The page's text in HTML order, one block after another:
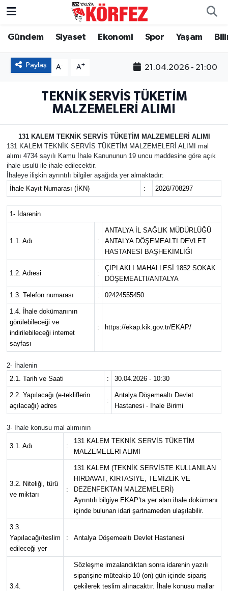
Gündem Siyaset Ekonomi Spor Yaşam
Paylaş A- A+ 21.04.2026 - 21:00
TEKNİK SERVİS TÜKETİM
MALZEMELERİ ALIMI
131 KALEM TEKNİK SERVİS TÜKETİM MALZEMELERİ ALIMI
131 KALEM TEKNİK SERVİS TÜKETİM MALZEMELERİ ALIMI mal
alımı 4734 sayılı Kamu İhale Kanununun 19 uncu maddesine göre açık
ihale usulü ile ihale edilecektir.
İhaleye ilişkin ayrıntılı bilgiler aşağıda yer almaktadır:
İhale Kayıt Numarası (İKN)
: 2026/708297
1- İdarenin
1.1. Adı :
ANTALYA İL SAĞLIK MÜDÜRLÜĞÜ
ANTALYA DÖŞEMEALTI DEVLET
HASTANESİ BAŞHEKİMLİĞİ
1.2. Adresi :
ÇIPLAKLI MAHALLESİ 1852 SOKAK
DÖŞEMEALTI/ANTALYA
1.3. Telefon numarası : 02424555450
1.4. İhale dokümanının
görülebileceği ve
indirilebileceği internet
sayfası
: https://ekap.kik.gov.tr/EKAP/
2- İhalenin
2.1. Tarih ve Saati
: 30.04.2026 - 10:30
2.2. Yapılacağı (e-tekliflerin
açılacağı) adres
:
Antalya Döşemealtı Devlet
Hastanesi - İhale Birimi
3- İhale konusu mal alımının
3.1. Adı :
131 KALEM TEKNİK SERVİS TÜKETİM
MALZEMELERİ ALIMI
3.2. Niteliği, türü
ve miktarı
:
131 KALEM (TEKNİK SERVİSTE KULLANILAN
HIRDAVAT, KIRTASİYE, TEMİZLİK VE
DEZENFEKTAN MALZEMELERİ)
Ayrıntılı bilgiye EKAP’ta yer alan ihale dokümanı
içinde bulunan idari şartnameden ulaşılabilir.
3.3.
Yapılacağı/teslim
edileceği yer
: Antalya Döşemealtı Devlet Hastanesi
3.4.
Sözleşme imzalandıktan sonra idarenin yazılı
siparişine müteakip 10 (on) gün içinde sipariş
çekilerek teslim alınacaktır. İhale konusu mallar
Gündem
Siyaset
Yerel Yönetim
Spor
Yaşam
Asayiş
Dünya
Sağlık
Magazin
Turizm
Çevre
Kültür ve Sanat
Sivil Toplum
Tarım
Bilim ve Teknoloji
Güvenlik
Resmi İlanlar
Nöbetçi Eczaneler
Hava Durumu
Trafik Durumu
Tüm Manşetler
Son Dakika Haberleri
Haber Arşivi